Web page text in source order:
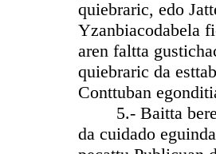
quiebraric, edo
Yzanbiacodabela
aren faltta
quiebraric da
Conttuban
5.- Baitta bere
da cuidado